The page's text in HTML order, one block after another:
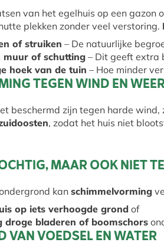
van het egelhuis op een gazon
plekken zonder veel verstoring.
of struiken – De natuurlijke
muur of schutting– Dit geeft extra
hoek van de tuin – Hoe minder
TEGEN WIND EN
beschermd zijn tegen harde
, zodat het huis niet
MAAR OOK NIET
kan schimmelvorming
op iets verhoogde grond of
droge bladeren of boomschors
VAN VOEDSEL EN WATER